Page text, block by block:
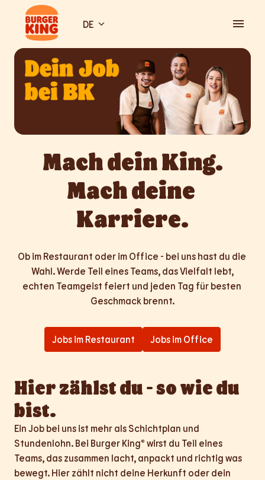
springenStartseite DE
Mach dein King.
Mach deine
Karriere.
Ob im Restaurant oder im Office - bei uns hast du die
Wahl. Werde Teil eines Teams, das Vielfalt lebt,
echten Teamgeist feiert und jeden Tag für besten
Geschmack brennt.
Jobs im Restaurant Jobs im Office
Hier zählst du - so wie du
bist.
Ein Job bei uns ist mehr als Schichtplan und
Stundenlohn. Bei Burger King® wirst du Teil eines
Teams, das zusammen lacht, anpackt und richtig was
bewegt. Hier zählt nicht deine Herkunft oder dein